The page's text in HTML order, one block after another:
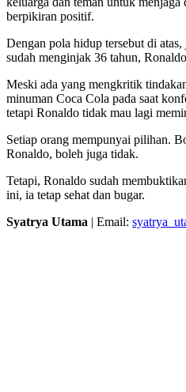
berpikiran positif.
Dengan pola hidup tersebut di
sudah menginjak 36 tahun,
Meski ada yang mengkritik
minuman Coca Cola pada saat
tetapi Ronaldo tidak mau lagi
Setiap orang mempunyai pilihan.
Ronaldo, boleh juga tidak.
Tetapi, Ronaldo sudah
ini, ia tetap sehat dan bugar.
Syatrya Utama | Email: